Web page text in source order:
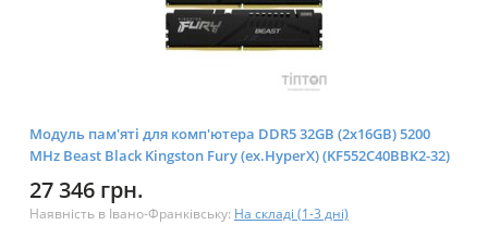
Модуль пам'яті для комп'ютера DDR5 32GB (2x16GB) 5200
MHz Beast Black Kingston Fury (ex.HyperX) (KF552C40BBK2-32)
27 346 грн.
Наявність в Івано-Франківську: На складі (1-3 дні)